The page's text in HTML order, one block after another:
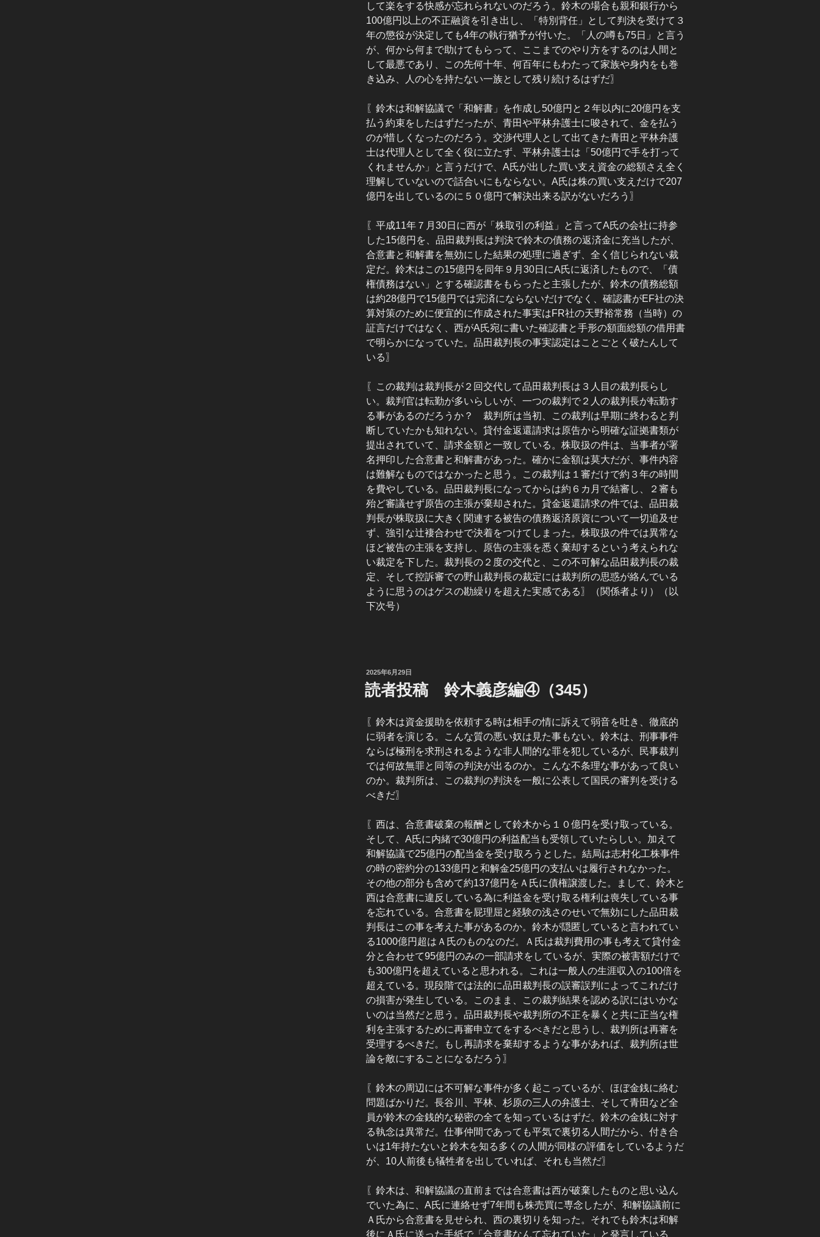
して楽をする快感が忘れられないのだろう。鈴木の場合も親和銀行から
100億円以上の不正融資を引き出し、「特別背任」として判決を受けて３
年の懲役が決定しても4年の執行猶予が付いた。「人の噂も75日」と言う
が、何から何まで助けてもらって、ここまでのやり方をするのは人間と
して最悪であり、この先何十年、何百年にもわたって家族や身内をも巻
き込み、人の心を持たない一族として残り続けるはずだ〗
〖鈴木は和解協議で「和解書」を作成し50億円と２年以内に20億円を支
払う約束をしたはずだったが、青田や平林弁護士に唆されて、金を払う
のが惜しくなったのだろう。交渉代理人として出てきた青田と平林弁護
士は代理人として全く役に立たず、平林弁護士は「50億円で手を打って
くれませんか」と言うだけで、A氏が出した買い支え資金の総額さえ全く
理解していないので話合いにもならない。A氏は株の買い支えだけで207
億円を出しているのに５０億円で解決出来る訳がないだろう〗
〖平成11年７月30日に西が「株取引の利益」と言ってA氏の会社に持参
した15億円を、品田裁判長は判決で鈴木の債務の返済金に充当したが、
合意書と和解書を無効にした結果の処理に過ぎず、全く信じられない裁
定だ。鈴木はこの15億円を同年９月30日にA氏に返済したもので、「債
権債務はない」とする確認書をもらったと主張したが、鈴木の債務総額
は約28億円で15億円では完済にならないだけでなく、確認書がEF社の決
算対策のために便宜的に作成された事実はFR社の天野裕常務（当時）の
証言だけではなく、西がA氏宛に書いた確認書と手形の額面総額の借用書
で明らかになっていた。品田裁判長の事実認定はことごとく破たんして
いる〗
〖この裁判は裁判長が２回交代して品田裁判長は３人目の裁判長らし
い。裁判官は転勤が多いらしいが、一つの裁判で２人の裁判長が転勤す
る事があるのだろうか？ 裁判所は当初、この裁判は早期に終わると判
断していたかも知れない。貸付金返還請求は原告から明確な証拠書類が
提出されていて、請求金額と一致している。株取扱の件は、当事者が署
名押印した合意書と和解書があった。確かに金額は莫大だが、事件内容
は難解なものではなかったと思う。この裁判は１審だけで約３年の時間
を費やしている。品田裁判長になってからは約６カ月で結審し、２審も
殆ど審議せず原告の主張が棄却された。貸金返還請求の件では、品田裁
判長が株取扱に大きく関連する被告の債務返済原資について一切追及せ
ず、強引な辻褄合わせで決着をつけてしまった。株取扱の件では異常な
ほど被告の主張を支持し、原告の主張を悉く棄却するという考えられな
い裁定を下した。裁判長の２度の交代と、この不可解な品田裁判長の裁
定、そして控訴審での野山裁判長の裁定には裁判所の思惑が絡んでいる
ように思うのはゲスの勘繰りを超えた実感である〗（関係者より）（以
下次号）
投
稿
日:
2025年6月29日
読者投稿 鈴木義彦編④（345）
〖鈴木は資金援助を依頼する時は相手の情に訴えて弱音を吐き、徹底的
に弱者を演じる。こんな質の悪い奴は見た事もない。鈴木は、刑事事件
ならば極刑を求刑されるような非人間的な罪を犯しているが、民事裁判
では何故無罪と同等の判決が出るのか。こんな不条理な事があって良い
のか。裁判所は、この裁判の判決を一般に公表して国民の審判を受ける
べきだ〗
〖西は、合意書破棄の報酬として鈴木から１０億円を受け取っている。
そして、A氏に内緒で30億円の利益配当も受領していたらしい。加えて
和解協議で25億円の配当金を受け取ろうとした。結局は志村化工株事件
の時の密約分の133億円と和解金25億円の支払いは履行されなかった。
その他の部分も含めて約137億円をＡ氏に債権譲渡した。まして、鈴木と
西は合意書に違反している為に利益金を受け取る権利は喪失している事
を忘れている。合意書を屁理屈と経験の浅さのせいで無効にした品田裁
判長はこの事を考えた事があるのか。鈴木が隠匿していると言われてい
る1000億円超はＡ氏のものなのだ。Ａ氏は裁判費用の事も考えて貸付金
分と合わせて95億円のみの一部請求をしているが、実際の被害額だけで
も300億円を超えていると思われる。これは一般人の生涯収入の100倍を
超えている。現段階では法的に品田裁判長の誤審誤判によってこれだけ
の損害が発生している。このまま、この裁判結果を認める訳にはいかな
いのは当然だと思う。品田裁判長や裁判所の不正を暴くと共に正当な権
利を主張するために再審申立てをするべきだと思うし、裁判所は再審を
受理するべきだ。もし再請求を棄却するような事があれば、裁判所は世
論を敵にすることになるだろう〗
〖鈴木の周辺には不可解な事件が多く起こっているが、ほぼ金銭に絡む
問題ばかりだ。長谷川、平林、杉原の三人の弁護士、そして青田など全
員が鈴木の金銭的な秘密の全てを知っているはずだ。鈴木の金銭に対す
る執念は異常だ。仕事仲間であっても平気で裏切る人間だから、付き合
いは1年持たないと鈴木を知る多くの人間が同様の評価をしているようだ
が、10人前後も犠牲者を出していれば、それも当然だ〗
〖鈴木は、和解協議の直前までは合意書は西が破棄したものと思い込ん
でいた為に、A氏に連絡せず7年間も株売買に専念したが、和解協議前に
Ａ氏から合意書を見せられ、西の裏切りを知った。それでも鈴木は和解
後にＡ氏に送った手紙で「合意書なんて忘れていた」と発言している